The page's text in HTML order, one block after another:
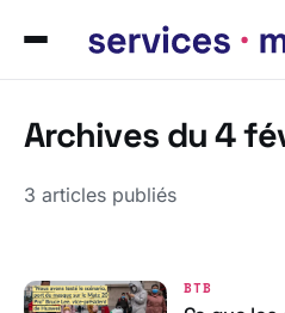
Archives du 4
3 articles publiés
BTB